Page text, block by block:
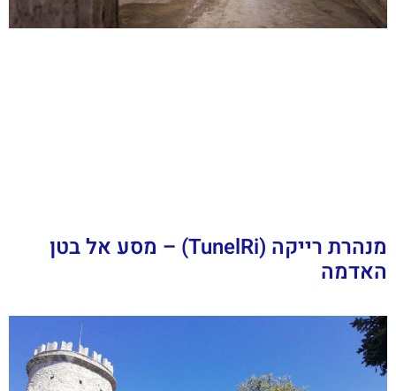
מנהרת רייקה (TunelRi) – מסע אל בטן
האדמה